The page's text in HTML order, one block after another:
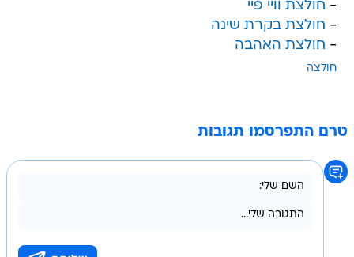
- חולצת וויי פיי
- חולצת בקרת שינה
- חולצת האהבה
חולצה
טרם התפרסמו תגובות